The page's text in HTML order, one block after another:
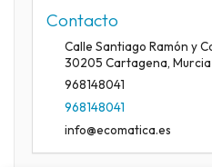
Contacto
Calle Santiago Ramón y
30205 Cartagena, Murcia
968148041
968148041
info@ecomatica.es